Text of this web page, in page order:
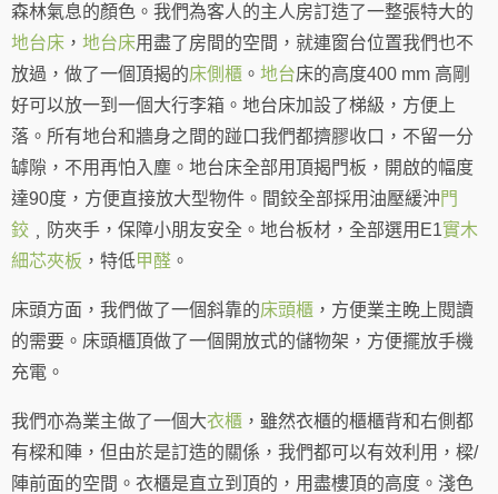
森林氣息的顏色。我們為客人的主人房訂造了一整張特大的
地台床 ， 地台床用盡了房間的空間，就連窗台位置我們也不
放過，做了一個頂揭的床側櫃 。 地台床的高度400 mm 高剛
好可以放一到一個大行李箱。地台床加設了梯級，方便上
落。所有地台和牆身之間的踫口我們都擠膠收口，不留一分
罅隙，不用再怕入塵。地台床全部用頂揭門板，開啟的幅度
達90度，方便直接放大型物件。間鉸全部採用油壓緩沖門
鉸 ﹐防夾手，保障小朋友安全。地台板材，全部選用E1實木
細芯夾板 ，特低甲醛 。
床頭方面，我們做了一個斜靠的床頭櫃 ，方便業主睌上閱讀
的需要。床頭櫃頂做了一個開放式的儲物架，方便擺放手機
充電。
我們亦為業主做了一個大衣櫃 ，雖然衣櫃的櫃櫃背和右側都
有樑和陣，但由於是訂造的關係，我們都可以有效利用，樑/
陣前面的空間。衣櫃是直立到頂的，用盡樓頂的高度。淺色